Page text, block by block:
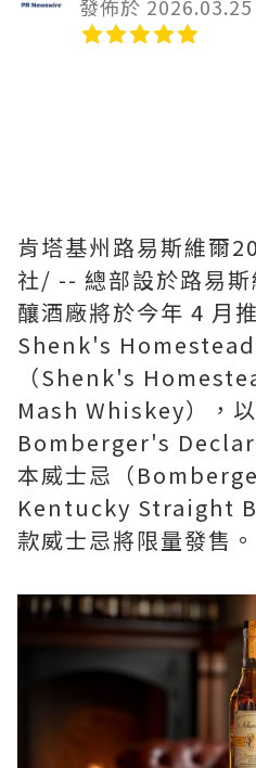
發佈於 2026.03.25
肯塔基州路易斯維爾
社/ -- 總部設於路易
釀酒廠將於今年 4 月
Shenk's Homestead
（Shenk's
Mash Whiskey），
Bomberger's
本威士忌（
Kentucky Straight
款威士忌將限量發售。